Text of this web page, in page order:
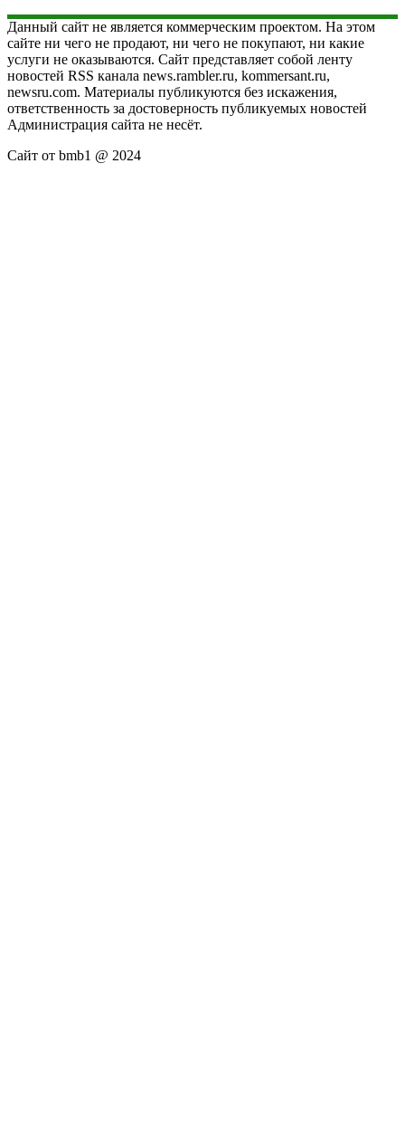
Данный сайт не является коммерческим проектом. На этом
сайте ни чего не продают, ни чего не покупают, ни какие
услуги не оказываются. Сайт представляет собой ленту
новостей RSS канала news.rambler.ru, kommersant.ru,
newsru.com. Материалы публикуются без искажения,
ответственность за достоверность публикуемых новостей
Администрация сайта не несёт.
Сайт от bmb1 @ 2024